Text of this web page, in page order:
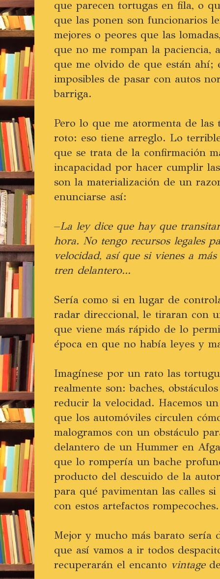
que parecen tortugas en fila, o
que las ponen son funcionarios
mejores o peores que las
que no me rompan la paciencia,
que me olvido de que están ahí;
imposibles de pasar con autos
barriga.
Pero lo que me atormenta de
roto: eso tiene arreglo. Lo
que se trata de la confirmación
incapacidad por hacer cumplir
son la materialización de un
enunciarse así:
–La ley dice que hay que
hora. No tengo recursos legales
velocidad, así que si vienes a
tren delantero...
Sería como si en lugar de
radar direccional, le tiraran con
que viene más rápido de lo
época en que no había leyes y
Imagínese por un rato las
realmente son: baches,
reducir la velocidad. Hacemos
que los automóviles circulen
malogramos con un obstáculo
delantero de un Hummer en
que lo rompería un bache
producto del descuido de la
para qué pavimentan las calles si
con estos artefactos rompecoches.
Mejor y mucho más barato sería
que así vamos a ir todos
recuperarán el encanto vintage